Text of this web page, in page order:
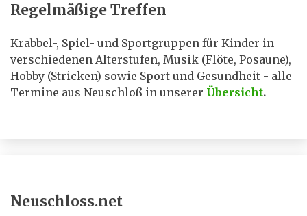
Regelmäßige Treffen
Krabbel-, Spiel- und Sportgruppen für Kinder in
verschiedenen Alterstufen, Musik (Flöte, Posaune),
Hobby (Stricken) sowie Sport und Gesundheit - alle
Termine aus Neuschloß in unserer Übersicht.
Neuschloss.net